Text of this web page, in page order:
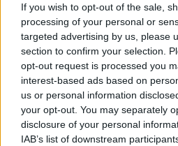
If you wish to opt-out of the sale,
processing of your personal or
targeted advertising by us, please
section to confirm your selection.
opt-out request is processed you
interest-based ads based on
us or personal information
your opt-out. You may separately
disclosure of your personal
IAB’s list of downstream
várakozik az egykori
közönsége. Egy-egy
tömeg saját hátsófertályát
mögötti sártengerbe, ezek
ráhelyezik a buszok
por, mocskos, rendezetlen
De az igazi a látvány. A KÖKI.
olvasmányélményem az idex
ahol Giuseppe pár évvel